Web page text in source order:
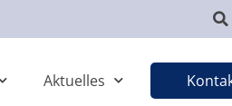
Aktuelles